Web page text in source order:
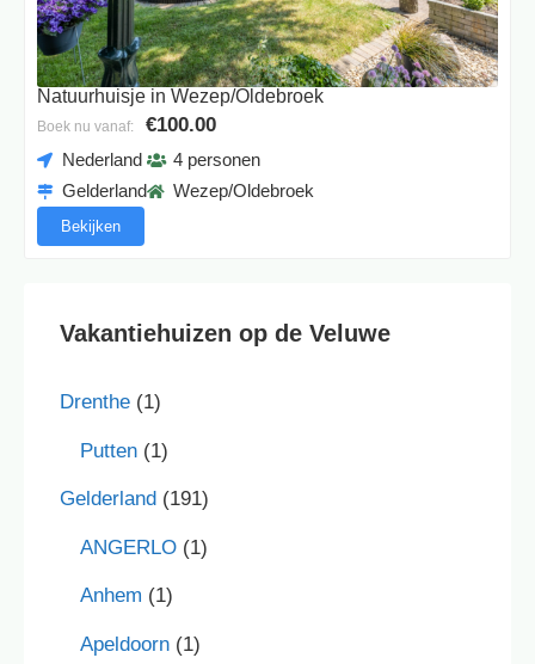
Vakantiehuizen op de Veluwe
Drenthe (1)
Putten (1)
Gelderland (191)
ANGERLO (1)
Anhem (1)
Apeldoorn (1)
Natuurhuisje in Wezep/Oldebroek
Boek nu vanaf: €100.00
Nederland
Gelderland
4 personen
Wezep/Oldebroek
Bekijken